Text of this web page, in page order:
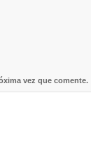
vez que comente.